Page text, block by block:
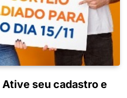
seu cadastro e